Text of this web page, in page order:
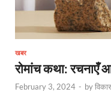
खबर
रोमांच कथा: रचनाएँ
February 3, 2024 - by